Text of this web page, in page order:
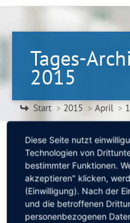
Tages-
2015
Sie befinden sich hier:
Start 2015 April
Überblick zu den
Gefahren und den
Sonnenfinsternis
Allgemein VonAnnette
Diese Seite nutzt
Technologien von
bestimmter Funktionen.
akzeptieren" klicken,
(Einwilligung). Nach der
und die betroffenen
personenbezogenen